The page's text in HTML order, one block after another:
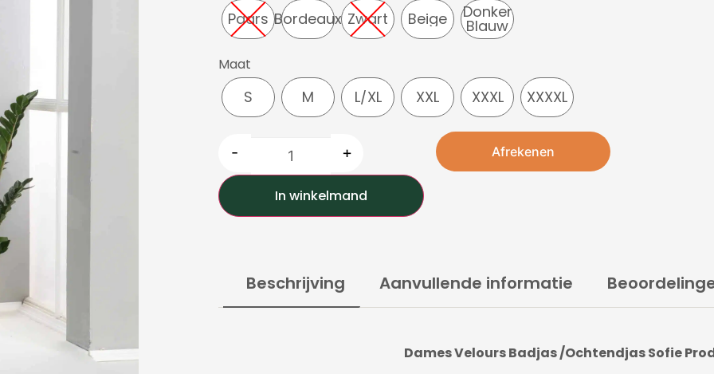
Paars Bordeaux Zwart Beige Donker
Blauw
Maat
S M L/XL XXL XXXL XXXXL
- +
In winkelmand
Afrekenen
Beschrijving Aanvullende informatie
Dames Velours Badjas /Ochtendjas Sofie